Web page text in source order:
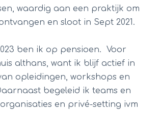
waardig aan een praktijk om
en sloot in Sept 2021.
ben ik op pensioen. Voor
althans, want ik blijf actief in
opleidingen, workshops en
begeleid ik teams en
en privé-setting ivm